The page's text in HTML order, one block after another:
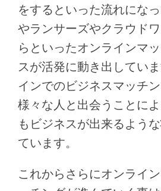
をするといった流れにな
やランサーズやクラウド
らといったオンラインマ
スが活発に動き出してい
インでのビジネスマッチン
様々な人と出会うことに
もビジネスが出来るよう
ています。
これからさらにオンライ